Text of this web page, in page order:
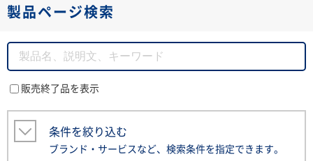
製品ページ検索
販売終了品を表示
条件を絞り込む
ブランド・サービスなど、検索条件を指定できます。